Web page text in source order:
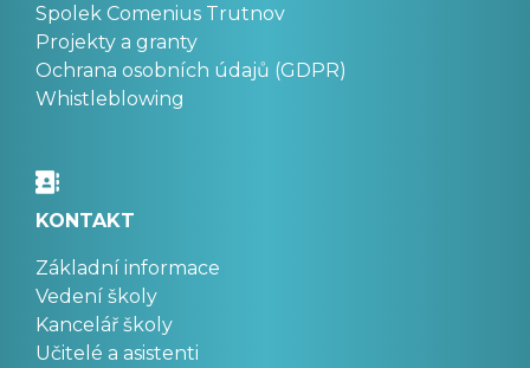
Spolek Comenius Trutnov
Projekty a granty
Ochrana osobních údajů (GDPR)
Whistleblowing
KONTAKT
Základní informace
Vedení školy
Kancelář školy
Učitelé a asistenti